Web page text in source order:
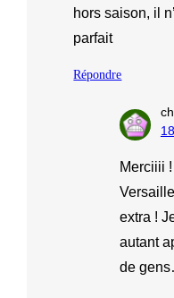
hors saison, il
parfait
Répondre
Merciiii !
extra !
autant
de